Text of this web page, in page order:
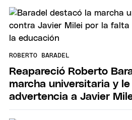
ROBERTO BARADEL
Reapareció Roberto
marcha universitaria y
advertencia a Javier